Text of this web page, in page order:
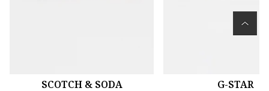
SCOTCH & SODA
G-STAR